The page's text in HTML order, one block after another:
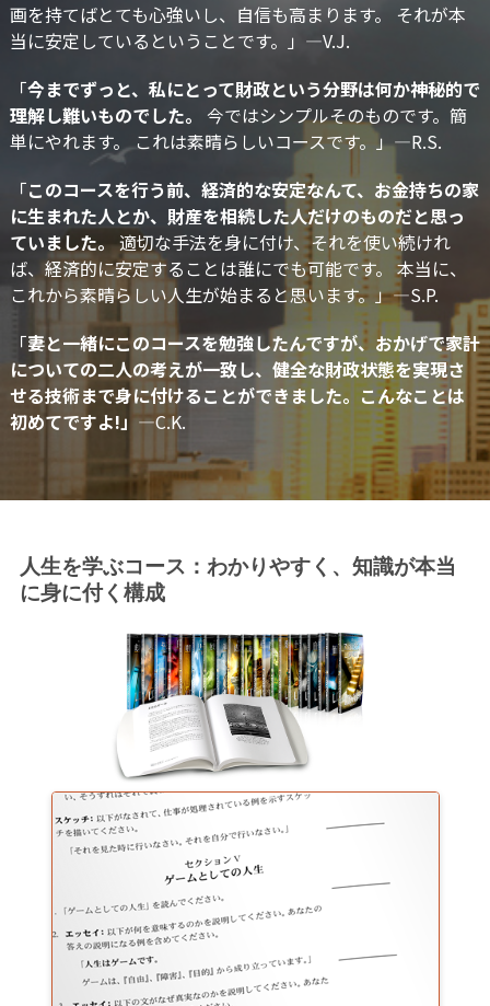
画を持てばとても心強いし、自信も高まります。 それが本
当に安定しているということです。」—V.J.
「今までずっと、私にとって財政という分野は何か神秘的で
理解し難いものでした。 今ではシンプルそのものです。簡
単にやれます。 これは素晴らしいコースです。」—R.S.
「このコースを行う前、経済的な安定なんて、お金持ちの家
に生まれた人とか、財産を相続した人だけのものだと思っ
ていました。適切な手法を身に付け、それを使い続けれ
ば、経済的に安定することは誰にでも可能です。 本当に、
これから素晴らしい人生が始まると思います。」―S.P.
「妻と一緒にこのコースを勉強したんですが、おかげで家計
についての二人の考えが一致し、健全な財政状態を実現さ
せる技術まで身に付けることができました。こんなことは
初めてですよ!」—C.K.
人生を学ぶコース：わかりやすく、知識が本当
に身に付く構成